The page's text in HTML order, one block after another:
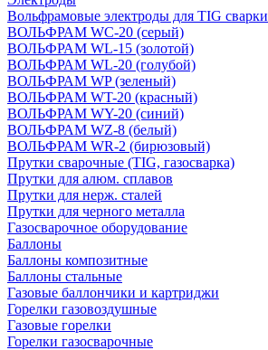
Вольфрамовые электроды для TIG сварки
ВОЛЬФРАМ WC-20 (серый)
ВОЛЬФРАМ WL-15 (золотой)
ВОЛЬФРАМ WL-20 (голубой)
ВОЛЬФРАМ WP (зеленый)
ВОЛЬФРАМ WT-20 (красный)
ВОЛЬФРАМ WY-20 (синий)
ВОЛЬФРАМ WZ-8 (белый)
ВОЛЬФРАМ WR-2 (бирюзовый)
Прутки сварочные (TIG, газосварка)
Прутки для алюм. сплавов
Прутки для нерж. сталей
Прутки для черного металла
Газосварочное оборудование
Баллоны
Баллоны композитные
Баллоны стальные
Газовые баллончики и картриджи
Горелки газовоздушные
Газовые горелки
Горелки газосварочные